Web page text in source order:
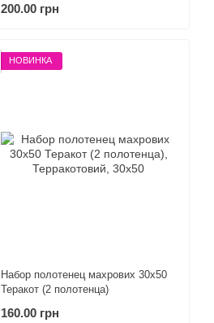
200.00 грн
НОВИНКА
Набор полотенец махрових 30х50
Теракот (2 полотенца)
160.00 грн